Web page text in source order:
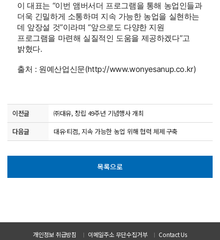
이 대표는 “이번 앰버서더 프로그램을 통해 농업인들과
더욱 긴밀하게 소통하며 지속 가능한 농업을 실현하는
데 앞장설 것”이라며 “앞으로도 다양한 지원
프로그램을 마련해 실질적인 도움을 제공하겠다”고
밝혔다.
출처 : 원예산업신문(http://www.wonyesanup.co.kr)
이전글
㈜대유, 창립 49주년 기념행사 개최
다음글
대유·티켐, 지속 가능한 농업 위해 협력 체제 구축
목록으로
개인정보 취급방침 이메일주소 무단수집거부 Contact Us